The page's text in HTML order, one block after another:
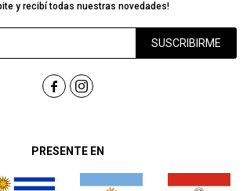
PRESENTE EN
y recibí todas nuestras novedades!
SUSCRIBIRME
 